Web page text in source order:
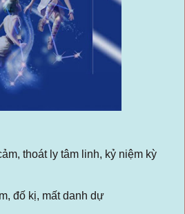
thoát ly tâm linh, kỷ niệm kỳ
đố kị, mất danh dự